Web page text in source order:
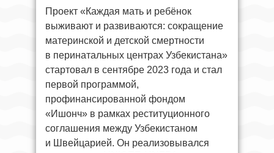
Проект «Каждая мать и ребёнок
выживают и развиваются: сокращение
материнской и детской смертности
в перинатальных центрах Узбекистана»
стартовал в сентябре 2023 года и стал
первой программой,
профинансированной фондом
«Ишонч» в рамках реституционного
соглашения между Узбекистаном
и Швейцарией. Он реализовывался